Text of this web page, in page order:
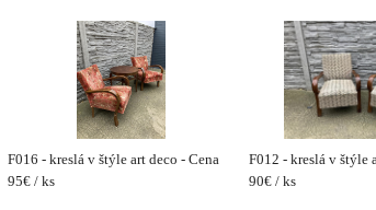
F016 - kreslá v štýle art deco - Cena
95€ / ks
F012 - kreslá v štýle
90€ / ks